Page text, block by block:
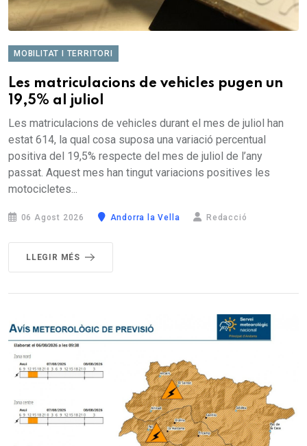
MOBILITAT I TERRITORI
Les matriculacions de vehicles pugen un
19,5% al juliol
Les matriculacions de vehicles durant el mes de juliol han
estat 614, la qual cosa suposa una variació percentual
positiva del 19,5% respecte del mes de juliol de l’any
passat. Aquest mes han tingut variacions positives les
motocicletes...
06 Agost 2026 Andorra la Vella Redacció
LLEGIR MÉS